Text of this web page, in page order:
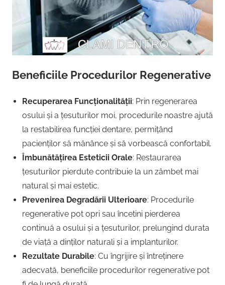
Beneficiile Procedurilor Regenerative
Recuperarea Funcționalității: Prin regenerarea
osului și a țesuturilor moi, procedurile noastre ajută
la restabilirea funcției dentare, permițând
pacienților să mănânce și să vorbească confortabil.
Îmbunătățirea Esteticii Orale: Restaurarea
țesuturilor pierdute contribuie la un zâmbet mai
natural și mai estetic.
Prevenirea Degradării Ulterioare: Procedurile
regenerative pot opri sau încetini pierderea
continuă a osului și a țesuturilor, prelungind durata
de viață a dinților naturali și a implanturilor.
Rezultate Durabile: Cu îngrijire și întreținere
adecvată, beneficiile procedurilor regenerative pot